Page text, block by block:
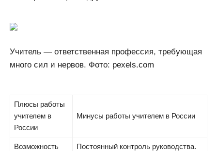
Учитель — ответственная профессия, требующая
много сил и нервов. Фото: pexels.com
Плюсы работы
учителем в
России
Минусы работы учителем в России
Возможность
Постоянный контроль руководства.